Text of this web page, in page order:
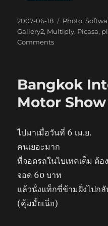
Posted
on
2007-06-18 Categories
Photo,
Gallery2, Multiply, Picasa,
Commentson
Bangkok
Motor
ไปมาเมื่อวันที่ 6 เม.ย.
คนเยอะมาก
ที่จอดรถในไบเทคเต็ม ต้อ
จอด 60 บาท
แล้วนั่งแท็กซี่ข้ามฝั่งไปกลั
(คุ้มมั้ยเนี่ย)